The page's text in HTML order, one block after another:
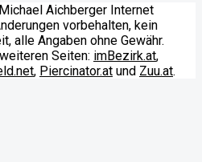
Aichberger Internet
vorbehalten, kein
alle Angaben ohne Gewähr.
Seiten: imBezirk.at,
, Piercinator.at und Zuu.at.